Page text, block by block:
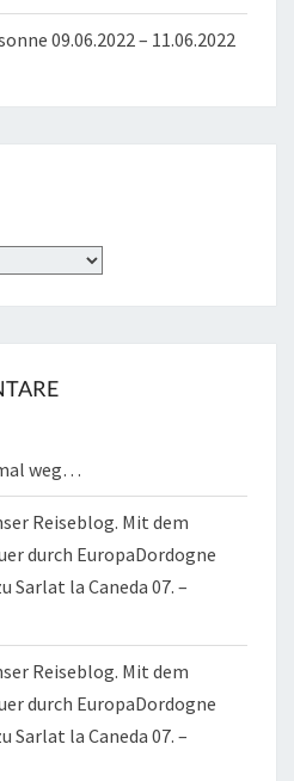
09.06.2022 – 11.06.2022
weg…
Reiseblog. Mit dem
durch EuropaDordogne
Sarlat la Caneda 07. –
Reiseblog. Mit dem
durch EuropaDordogne
Sarlat la Caneda 07. –